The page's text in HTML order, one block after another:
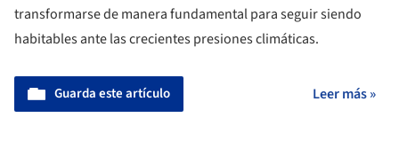
transformarse de manera fundamental para seguir siendo
habitables ante las crecientes presiones climáticas.
Guarda este artículo Leer más »